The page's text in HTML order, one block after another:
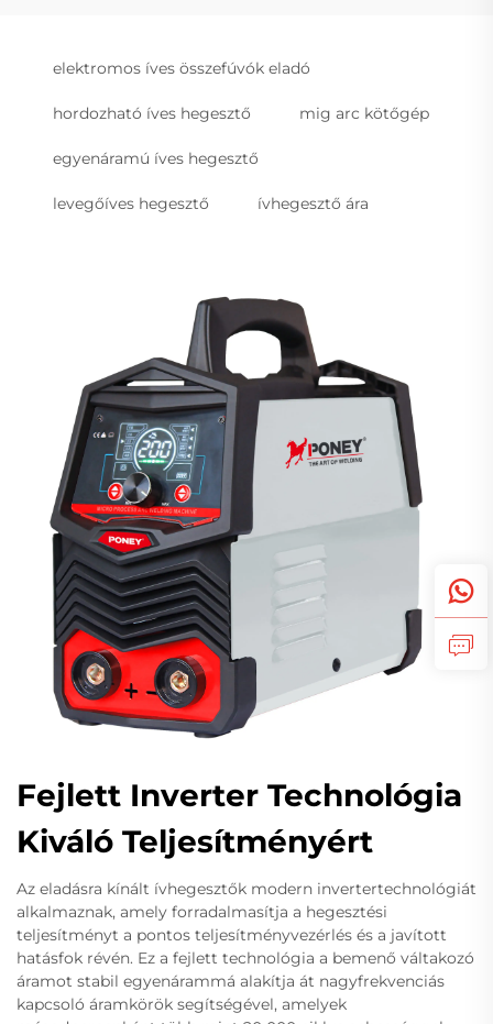
elektromos íves összefúvók eladó
hordozható íves hegesztő mig arc kötőgép
egyenáramú íves hegesztő
levegőíves hegesztő ívhegesztő ára
Fejlett Inverter Technológia
Kiváló Teljesítményért
Az eladásra kínált ívhegesztők modern invertertechnológiát
alkalmaznak, amely forradalmasítja a hegesztési
teljesítményt a pontos teljesítményvezérlés és a javított
hatásfok révén. Ez a fejlett technológia a bemenő váltakozó
áramot stabil egyenárammá alakítja át nagyfrekvenciás
kapcsoló áramkörök segítségével, amelyek